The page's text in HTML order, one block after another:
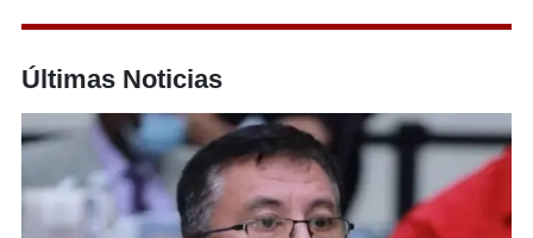
Últimas Noticias